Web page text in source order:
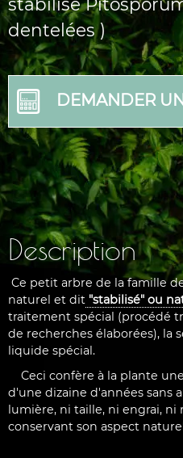
dentelées )
DEMANDER
Description
Ce petit arbre de la famille
naturel et dit "stabilisé" ou
traitement spécial (procédé
de recherches élaborées), la
liquide spécial.
Ceci confère à la plante
d'une dizaine d'années sans
lumière, ni taille, ni engrai, ni
conservant son aspect